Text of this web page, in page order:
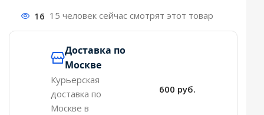
16 15 человек сейчас смотрят этот товар
Доставка по
Москве
Курьерская
доставка по
Москве в
600 руб.